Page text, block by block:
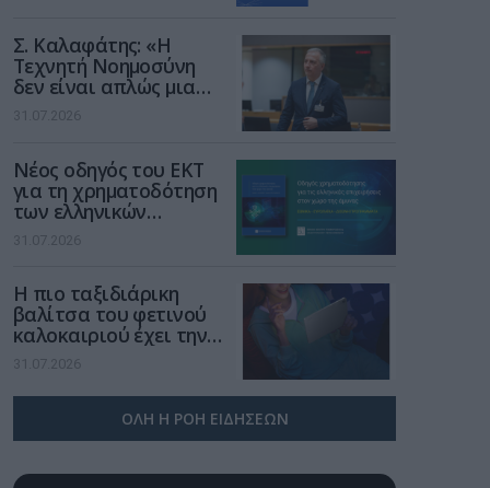
Σ. Καλαφάτης: «Η
Τεχνητή Νοημοσύνη
δεν είναι απλώς μια
νέα τεχνολογία, είναι
μια νέα βιομηχανική
31.07.2026
Νέος οδηγός του ΕΚΤ
για τη χρηματοδότηση
των ελληνικών
επιχειρήσεων στον
χώρο της άμυνας
31.07.2026
Η πιο ταξιδιάρικη
βαλίτσα του φετινού
καλοκαιριού έχει την
υπογραφή της Xiaomi
31.07.2026
ΟΛΗ Η ΡΟΗ ΕΙΔΗΣΕΩΝ